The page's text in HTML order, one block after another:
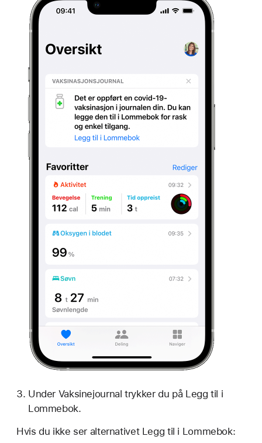
Under Vaksinejournal trykker du på Legg til i
Lommebok.
Hvis du ikke ser alternativet Legg til i Lommebok: